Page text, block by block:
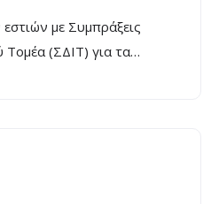
με Συμπράξεις
Τομέα (ΣΔΙΤ) για τα